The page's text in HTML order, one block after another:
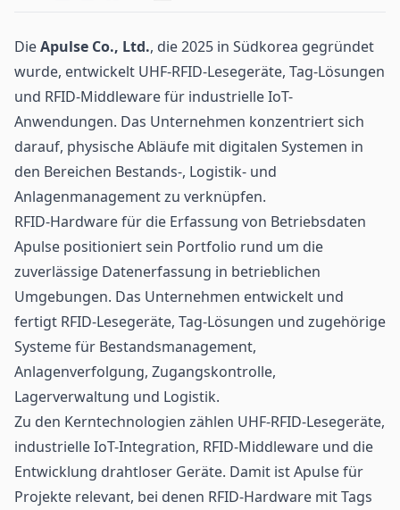
DieApulse Co., Ltd., die 2025 in Südkorea gegründet
wurde, entwickelt UHF-RFID-Lesegeräte, Tag-Lösungen
und RFID-Middleware für industrielle IoT-
Anwendungen. Das Unternehmen konzentriert sich
darauf, physische Abläufe mit digitalen Systemen in
den Bereichen Bestands-, Logistik- und
Anlagenmanagement zu verknüpfen.
RFID-Hardware für die Erfassung von Betriebsdaten
Apulse positioniert sein Portfolio rund um die
zuverlässige Datenerfassung in betrieblichen
Umgebungen. Das Unternehmen entwickelt und
fertigt RFID-Lesegeräte, Tag-Lösungen und zugehörige
Systeme für Bestandsmanagement,
Anlagenverfolgung, Zugangskontrolle,
Lagerverwaltung und Logistik.
Zu den Kerntechnologien zählen UHF-RFID-Lesegeräte,
industrielle IoT-Integration, RFID-Middleware und die
Entwicklung drahtloser Geräte. Damit ist Apulse für
Projekte relevant, bei denen RFID-Hardware mit Tags